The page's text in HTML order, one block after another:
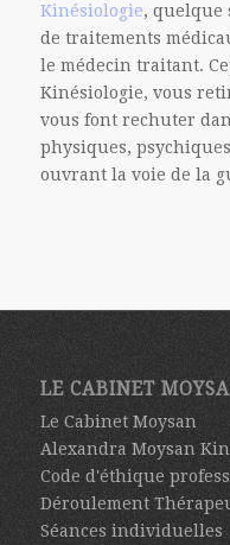
Kinésiologie, quelque
de traitements
le médecin traitant.
Kinésiologie, vous
vous font rechuter
physiques,
ouvrant la voie de la
LE CABINET
Le Cabinet Moysan
Alexandra Moysan
Code d'éthique
Déroulement
Séances individuelles